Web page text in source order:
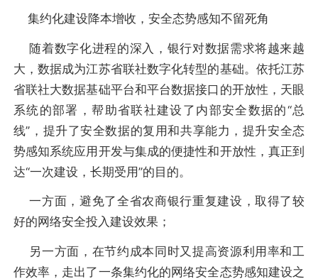
集约化建设降本增收，安全态势感知不留死角
随着数字化进程的深入，银行对数据需求将越来越
大，数据成为江苏省联社数字化转型的基础。依托江苏
省联社大数据基础平台和平台数据接口的开放性，天眼
系统的部署，帮助省联社建设了内部安全数据的“总
线”，提升了安全数据的复用和共享能力，提升安全态
势感知系统应用开发与集成的便捷性和开放性，真正到
达“一次建设，长期受用”的目的。
一方面，避免了全省农商银行重复建设，取得了较
好的网络安全投入建设效果；
另一方面，在节约成本同时又提高资源利用率和工
作效率，走出了一条集约化的网络安全态势感知建设之